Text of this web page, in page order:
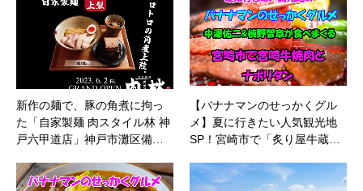
新作の麺で、豚の角煮に拘っ
た「自家製麺 肉スタイル林 神
戸六甲道店」神戸市灘区備…
【バナナマンのせっかくグル
メ】夏に行きたい人気観光地
SP！宮崎市で「炙り屋牛蔵…